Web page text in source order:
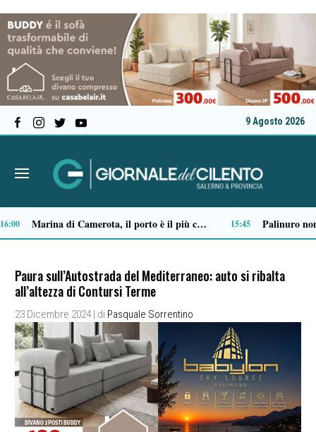
9 Agosto 2026
09:03 09:01
Paura sull’Autostrada del Mediterraneo: auto si ribalta
all’altezza di Contursi Terme
23 Dicembre 2024 | di Pasquale Sorrentino